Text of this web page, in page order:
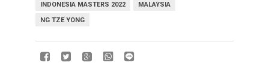
INDONESIA MASTERS 2022
MALAYSIA
NG TZE YONG